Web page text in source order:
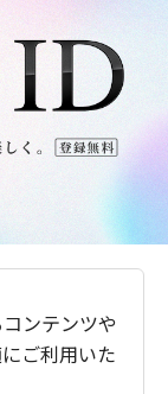
ンテンツや
ご利用いた